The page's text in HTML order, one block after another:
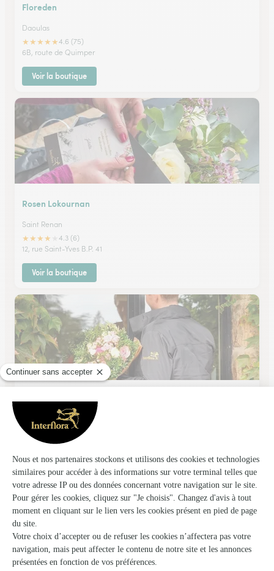
Floreden
Daoulas
★★★★★4.6 (75)
6B, route de Quimper
Voir la boutique
Rosen Lokournan
Saint Renan
★★★★
4.3 (6)
12, rue Saint-Yves B.P. 41
Voir la boutique
Couleur Nature
Douarnenez
★★
4.8 (54)
24, rue Duguay Trouin
Voir la boutique